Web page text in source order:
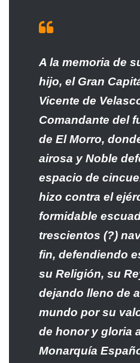
A la memoria de
hijo, el Gran
Vicente de
Comandante del
de El Morro,
airosa y Noble
espacio de
hizo contra el
formidable
trescientos (?)
fin, defendiendo
su Religión, su
dejando lleno de
mundo por su
de honor y gloria
Monarquía